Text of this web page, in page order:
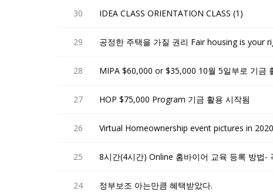
30 IDEA CLASS ORIENTATION CLASS (1)
29 공정한 주택을 가질 권리 Fair housing is your
28 MIPA $60,000 or $35,000 10월 5일부로 기금
27 HOP $75,000 Program 기금 활용 시작됨
26 Virtual Homeownership event pictures in 2020
25 8시간(4시간) Online 홈바이어 교육 등록 방법-
24 정부보조 아는만큼 혜택받았다.